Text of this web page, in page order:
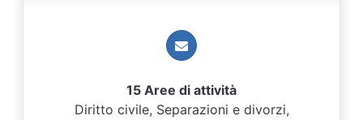
15 Aree di attività
Diritto civile, Separazioni e divorzi,